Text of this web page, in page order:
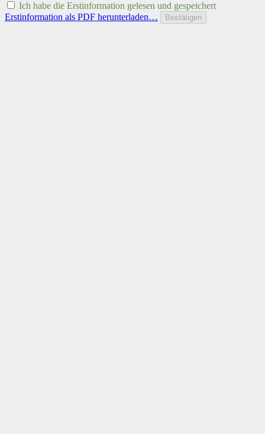
Ich habe die Erstinformation gelesen und gespeichert
Erstinformation als PDF herunterladen…
Bestätigen